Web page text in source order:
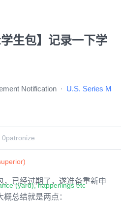
生包】记录一下学
Notification U.S. Series
0patronize
(yard), happenings etc
，已经过期了，遂准备重新申
总结就是两点：